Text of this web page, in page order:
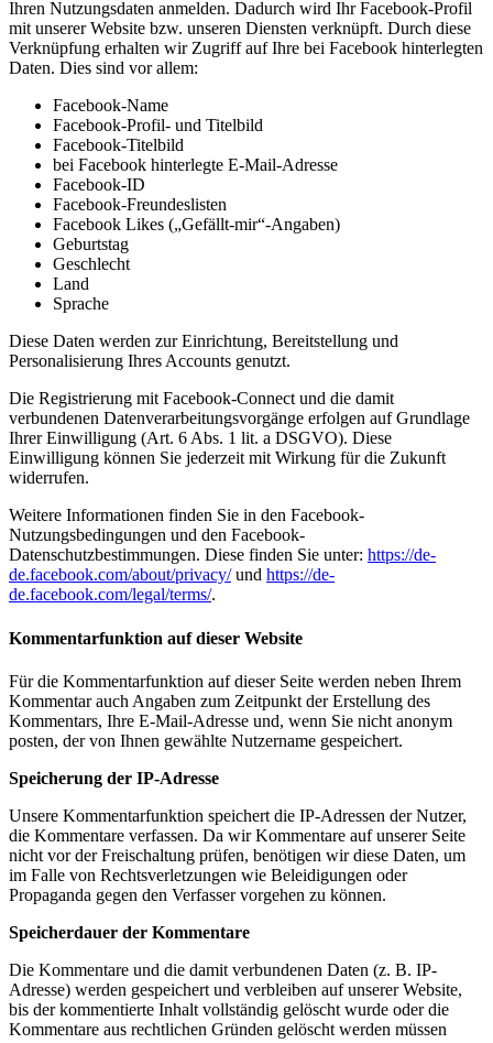
Ihren Nutzungsdaten anmelden. Dadurch wird Ihr Facebook-Profil
mit unserer Website bzw. unseren Diensten verknüpft. Durch diese
Verknüpfung erhalten wir Zugriff auf Ihre bei Facebook hinterlegten
Daten. Dies sind vor allem:
Facebook-Name
Facebook-Profil- und Titelbild
Facebook-Titelbild
bei Facebook hinterlegte E-Mail-Adresse
Facebook-ID
Facebook-Freundeslisten
Facebook Likes („Gefällt-mir“-Angaben)
Geburtstag
Geschlecht
Land
Sprache
Diese Daten werden zur Einrichtung, Bereitstellung und
Personalisierung Ihres Accounts genutzt.
Die Registrierung mit Facebook-Connect und die damit
verbundenen Datenverarbeitungsvorgänge erfolgen auf Grundlage
Ihrer Einwilligung (Art. 6 Abs. 1 lit. a DSGVO). Diese
Einwilligung können Sie jederzeit mit Wirkung für die Zukunft
widerrufen.
Weitere Informationen finden Sie in den Facebook-
Nutzungsbedingungen und den Facebook-
Datenschutzbestimmungen. Diese finden Sie unter: https://de-
de.facebook.com/about/privacy/und https://de-
de.facebook.com/legal/terms/.
Kommentarfunktion auf dieser Website
Für die Kommentarfunktion auf dieser Seite werden neben Ihrem
Kommentar auch Angaben zum Zeitpunkt der Erstellung des
Kommentars, Ihre E-Mail-Adresse und, wenn Sie nicht anonym
posten, der von Ihnen gewählte Nutzername gespeichert.
Speicherung der IP-Adresse
Unsere Kommentarfunktion speichert die IP-Adressen der Nutzer,
die Kommentare verfassen. Da wir Kommentare auf unserer Seite
nicht vor der Freischaltung prüfen, benötigen wir diese Daten, um
im Falle von Rechtsverletzungen wie Beleidigungen oder
Propaganda gegen den Verfasser vorgehen zu können.
Speicherdauer der Kommentare
Die Kommentare und die damit verbundenen Daten (z. B. IP-
Adresse) werden gespeichert und verbleiben auf unserer Website,
bis der kommentierte Inhalt vollständig gelöscht wurde oder die
Kommentare aus rechtlichen Gründen gelöscht werden müssen